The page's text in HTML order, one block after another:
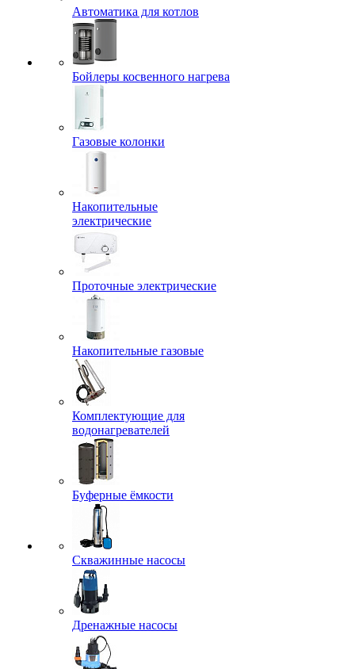
Автоматика для котлов
Бойлеры косвенного нагрева
Газовые колонки
Накопительные
электрические
Проточные электрические
Накопительные газовые
Комплектующие для
водонагревателей
Буферные ёмкости
Скважинные насосы
Дренажные насосы